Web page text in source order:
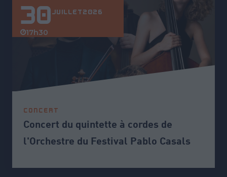
30 JUILLET 2026
17h30
CONCERT
Concert du quintette à cordes de
l'Orchestre du Festival Pablo Casals